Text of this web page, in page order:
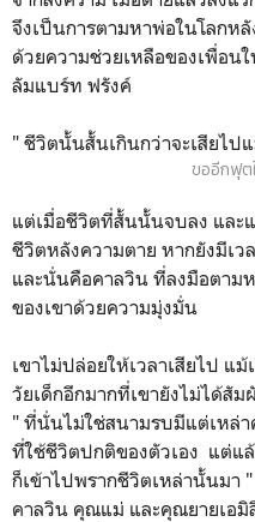
จึงเป็นการตามหาพ่อในโลกห
ด้วยความช่วยเหลือของเพื่อน
ลัมแบร์ท ฟรังค์
" ชีวิตนั้นสั้นเกินกว่าจะเสียไป
ขออีกฟุต
แต่เมื่อชีวิตที่สั้นนั้นจบลง และ
ชีวิตหลังความตาย หากยังมีเว
และนั่นคือคาลวิน ที่ลงมือตาม
ของเขาด้วยความมุ่งมั่น
เขาไม่ปล่อยให้เวลาเสียไป แม้
วัยเด็กอีกมากที่เขายังไม่ได้สัม
" ที่นั่นไม่ใช่สนามรบมีแต่เหล่า
ที่ใช้ชีวิตปกติของตัวเอง แต่แล้
ก็เข้าไปพรากชีวิตเหล่านั้นมา "
คาลวิน คุณแม่ และคุณยายเอมิ